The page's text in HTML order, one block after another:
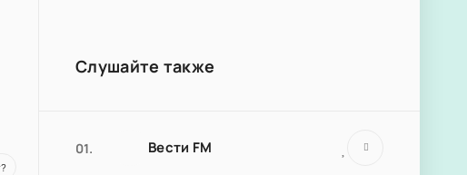
Слушайте также
01. Вести FM